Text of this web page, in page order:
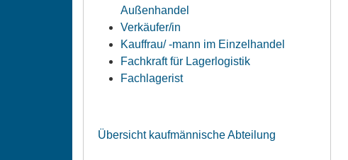
Außenhandel
Verkäufer/in
Kauffrau/ -mann im Einzelhandel
Fachkraft für Lagerlogistik
Fachlagerist
Übersicht kaufmännische Abteilung